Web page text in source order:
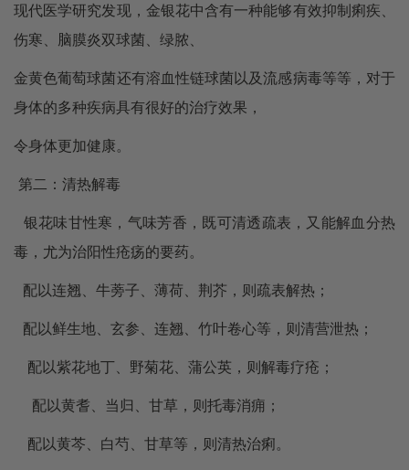
现代医学研究发现，金银花中含有一种能够有效抑制痢疾、
伤寒、脑膜炎双球菌、绿脓、
金黄色葡萄球菌还有溶血性链球菌以及流感病毒等等，对于
身体的多种疾病具有很好的治疗效果，
令身体更加健康。
第二：清热解毒
银花味甘性寒，气味芳香，既可清透疏表，又能解血分热
毒，尤为治阳性疮疡的要药。
配以连翘、牛蒡子、薄荷、荆芥，则疏表解热；
配以鲜生地、玄参、连翘、竹叶卷心等，则清营泄热；
配以紫花地丁、野菊花、蒲公英，则解毒疗疮；
配以黄耆、当归、甘草，则托毒消痈；
配以黄芩、白芍、甘草等，则清热治痢。